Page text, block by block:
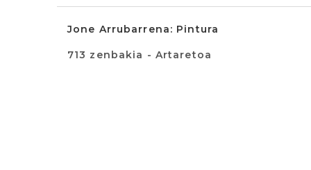
Jone Arrubarrena: Pintura
713 zenbakia - Artaretoa